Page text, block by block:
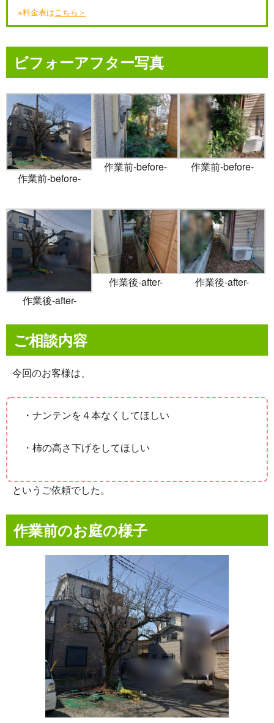
※料金表はこちら＞
ビフォーアフター写真
作業前-before-
作業前-before- 作業前-before-
作業後-after-
作業後-after- 作業後-after-
ご相談内容
今回のお客様は、
・ナンテンを４本なくしてほしい
・柿の高さ下げをしてほしい
というご依頼でした。
作業前のお庭の様子